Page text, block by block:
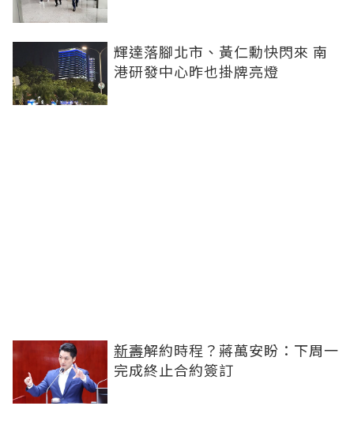
輝達落腳北市、黃仁勳快閃來 南
港研發中心昨也掛牌亮燈
新壽解約時程？蔣萬安盼：下周一
完成終止合約簽訂